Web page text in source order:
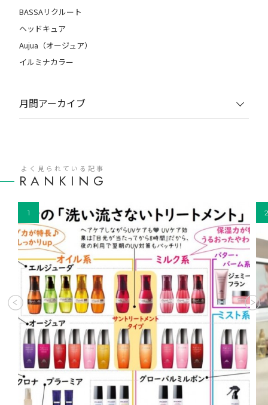
BASSAリクルート
ヘッドキュア
Aujua（オージュア）
イルミナカラー
月間アーカイブ
RANKING
よく見られている記事